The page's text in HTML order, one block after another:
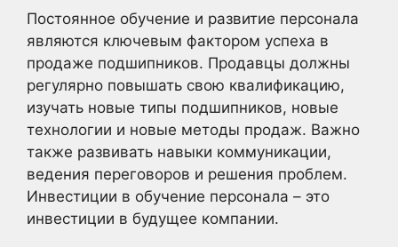
Постоянное обучение и развитие персонала
являются ключевым фактором успеха в
продаже подшипников. Продавцы должны
регулярно повышать свою квалификацию,
изучать новые типы подшипников, новые
технологии и новые методы продаж. Важно
также развивать навыки коммуникации,
ведения переговоров и решения проблем.
Инвестиции в обучение персонала – это
инвестиции в будущее компании.